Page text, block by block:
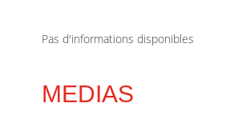
Pas d'informations disponibles
MEDIAS